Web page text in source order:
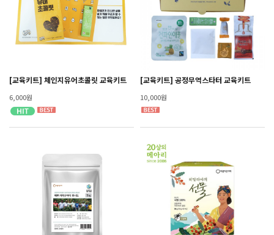
[교육키트] 체인지유어초콜릿 교육키트
6,000원
[교육키트] 공정무역스타터 교육키트
10,000원